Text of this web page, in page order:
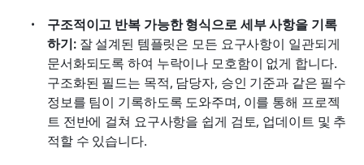
구조적이고 반복 가능한 형식으로 세부 사항을 기록
하기: 잘 설계된 템플릿은 모든 요구사항이 일관되게
문서화되도록 하여 누락이나 모호함이 없게 합니다.
구조화된 필드는 목적, 담당자, 승인 기준과 같은 필수
정보를 팀이 기록하도록 도와주며, 이를 통해 프로젝
트 전반에 걸쳐 요구사항을 쉽게 검토, 업데이트 및 추
적할 수 있습니다.